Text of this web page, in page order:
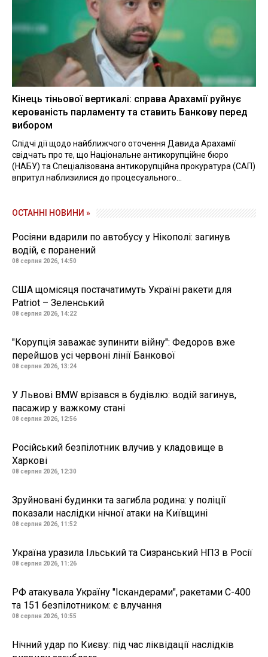
Кінець тіньової вертикалі: справа Арахамії руйнує
керованість парламенту та ставить Банкову перед
вибором
Слідчі дії щодо найближчого оточення Давида Арахамії
свідчать про те, що Національне антикорупційне бюро
(НАБУ) та Спеціалізована антикорупційна прокуратура (САП)
впритул наблизилися до процесуального...
ОСТАННІ НОВИНИ »
Росіяни вдарили по автобусу у Нікополі: загинув
водій, є поранений
08 серпня 2026, 14:50
США щомісяця постачатимуть Україні ракети для
Patriot – Зеленський
08 серпня 2026, 14:22
"Корупція заважає зупинити війну": Федоров вже
перейшов усі червоні лінії Банкової
08 серпня 2026, 13:24
У Львові BMW врізався в будівлю: водій загинув,
пасажир у важкому стані
08 серпня 2026, 12:56
Російський безпілотник влучив у кладовище в
Харкові
08 серпня 2026, 12:30
Зруйновані будинки та загибла родина: у поліції
показали наслідки нічної атаки на Київщині
08 серпня 2026, 11:52
Україна уразила Ільський та Сизранський НПЗ в Росії
08 серпня 2026, 11:26
РФ атакувала Україну "Іскандерами", ракетами С-400
та 151 безпілотником: є влучання
08 серпня 2026, 10:55
Нічний удар по Києву: під час ліквідації наслідків